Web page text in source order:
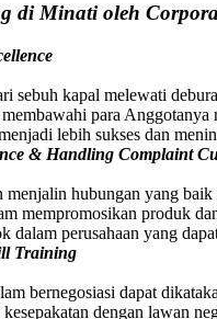
di Minati oleh
sebuh kapal melewati
para Anggotanya
lebih sukses dan
& Handling Complaint
menjalin hubungan yang baik
mempromosikan produk
dalam perusahaan yang
Training
bernegosiasi dapat
dengan lawan